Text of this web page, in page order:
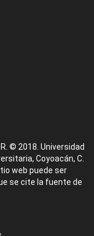
© 2018. Universidad
Coyoacán, C.
web puede ser
se cite la fuente de